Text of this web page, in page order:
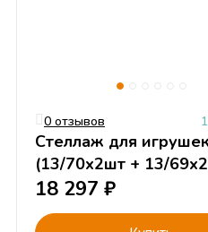
0 отзывов
Стеллаж для
(13/70х2шт + 13/
Фанки Кидз.
18 297 ₽